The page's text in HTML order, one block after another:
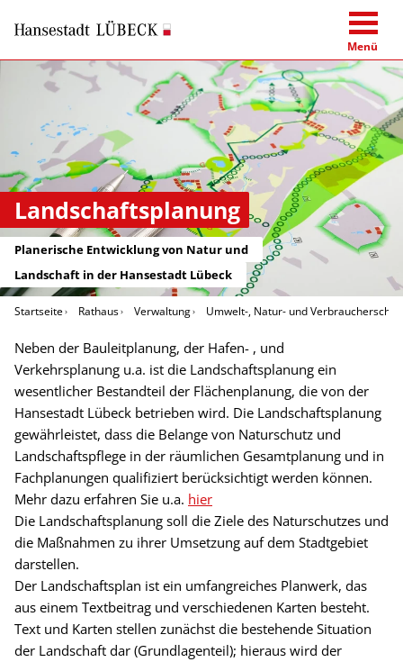
Menü
Landschaftsplanung
Planerische Entwicklung von Natur und
Landschaft in der Hansestadt Lübeck
Startseite Rathaus Verwaltung Umwelt-, Natur- und
Neben der Bauleitplanung, der Hafen- , und
Verkehrsplanung u.a. ist die Landschaftsplanung ein
wesentlicher Bestandteil der Flächenplanung, die von der
Hansestadt Lübeck betrieben wird. Die Landschaftsplanung
gewährleistet, dass die Belange von Naturschutz und
Landschaftspflege in der räumlichen Gesamtplanung und in
Fachplanungen qualifiziert berücksichtigt werden können.
Mehr dazu erfahren Sie u.a. hier
Die Landschaftsplanung soll die Ziele des Naturschutzes und
die Maßnahmen zu ihrer Umsetzung auf dem Stadtgebiet
darstellen.
Der Landschaftsplan ist ein umfangreiches Planwerk, das
aus einem Textbeitrag und verschiedenen Karten besteht.
Text und Karten stellen zunächst die bestehende Situation
der Landschaft dar (Grundlagenteil); hieraus wird der